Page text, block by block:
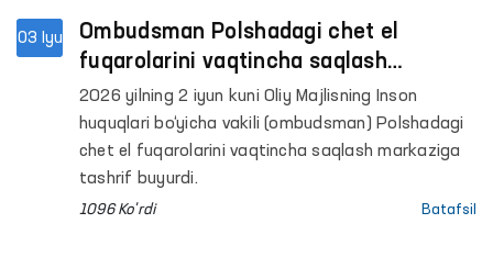
03 Iyu
Ombudsman Polshadagi chet el
fuqarolarini vaqtincha saqlash
markazida fuqarolarimiz bilan ko‘rishib,
sharoitlar bilan tanishdi
2026 yilning 2 iyun kuni Oliy Majlisning Inson
huquqlari bo‘yicha vakili (ombudsman) Polshadagi
chet el fuqarolarini vaqtincha saqlash markaziga
tashrif buyurdi.
1096 Ko'rdi Batafsil